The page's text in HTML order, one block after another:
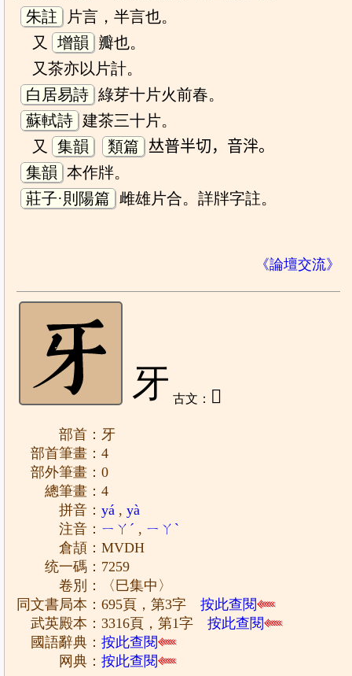
朱註
片言，半言也。
又
增韻
瓣也。
又茶亦以片計。
白居易詩 綠芽十片火前春。
蘇軾詩 建茶三十片。
又
集韻 類篇
𠀤普半切，音泮。
集韻 本作牉。
莊子·則陽篇 雌雄片合。詳牉字註。
《論壇交流》
牙 古文： 𤘈
部首：牙
部首筆畫：4
部外筆畫：0
總筆畫：4
拼音：yá ,yà
注音： ㄧㄚˊ , ㄧㄚˋ
倉頡：MVDH
统一碼：7259
卷別：〈巳集中〉
同文書局本：695頁，第3字按此查閱
武英殿本：3316頁，第1字按此查閱
國語辭典：按此查閱
网典：按此查閱